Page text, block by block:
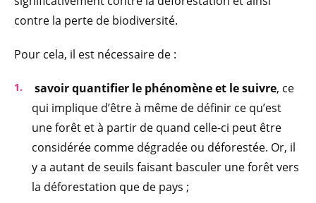
contre la perte de biodiversité.
Pour cela, il est nécessaire de :
savoir quantifier le phénomène et le suivre, ce
qui implique d’être à même de définir ce qu’est
une forêt et à partir de quand celle-ci peut être
considérée comme dégradée ou déforestée. Or, il
y a autant de seuils faisant basculer une forêt vers
la déforestation que de pays ;